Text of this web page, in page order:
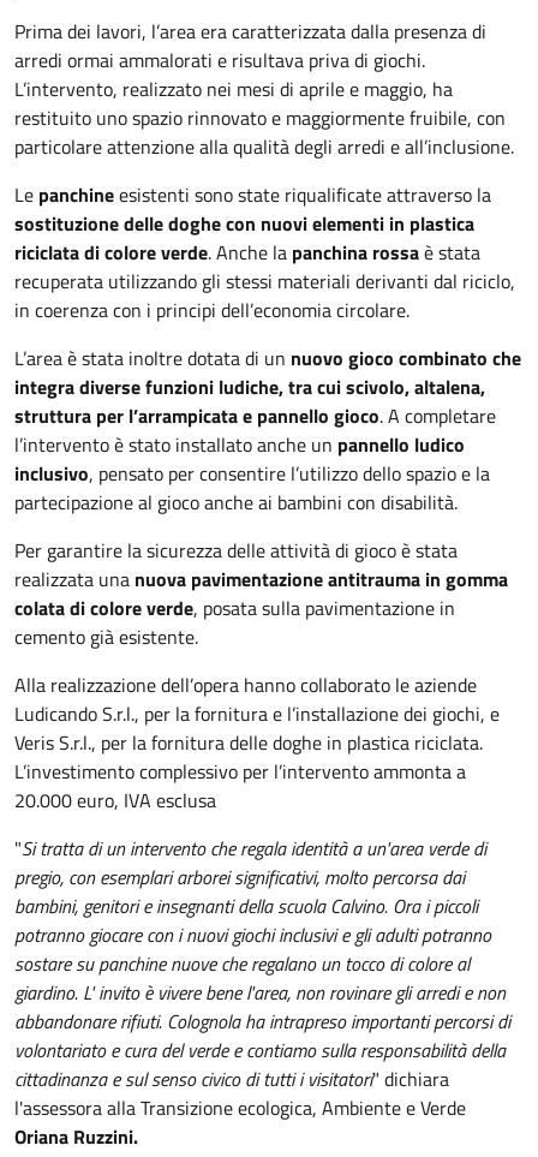
Prima dei lavori, l’area era caratterizzata dalla presenza di
arredi ormai ammalorati e risultava priva di giochi.
L’intervento, realizzato nei mesi di aprile e maggio, ha
restituito uno spazio rinnovato e maggiormente fruibile, con
particolare attenzione alla qualità degli arredi e all’inclusione.
Le panchineesistenti sono state riqualificate attraverso la
sostituzione delle doghe con nuovi elementi in plastica
riciclata di colore verde. Anche la panchina rossaè stata
recuperata utilizzando gli stessi materiali derivanti dal riciclo,
in coerenza con i principi dell’economia circolare.
L’area è stata inoltre dotata di un nuovo gioco combinato che
integra diverse funzioni ludiche, tra cui scivolo, altalena,
struttura per l’arrampicata e pannello gioco. A completare
l’intervento è stato installato anche un pannello ludico
inclusivo, pensato per consentire l’utilizzo dello spazio e la
partecipazione al gioco anche ai bambini con disabilità.
Per garantire la sicurezza delle attività di gioco è stata
realizzata una nuova pavimentazione antitrauma in gomma
colata di colore verde, posata sulla pavimentazione in
cemento già esistente.
Alla realizzazione dell’opera hanno collaborato le aziende
Ludicando S.r.l., per la fornitura e l’installazione dei giochi, e
Veris S.r.l., per la fornitura delle doghe in plastica riciclata.
L’investimento complessivo per l’intervento ammonta a
20.000 euro, IVA esclusa
"Si tratta di un intervento che regala identità a un'area verde di
pregio, con esemplari arborei significativi, molto percorsa dai
bambini, genitori e insegnanti della scuola Calvino. Ora i piccoli
potranno giocare con i nuovi giochi inclusivi e gli adulti potranno
sostare su panchine nuove che regalano un tocco di colore al
giardino. L' invito è vivere bene l'area, non rovinare gli arredi e non
abbandonare rifiuti. Colognola ha intrapreso importanti percorsi di
volontariato e cura del verde e contiamo sulla responsabilità della
cittadinanza e sul senso civico di tutti i visitatori" dichiara
l'assessora alla Transizione ecologica, Ambiente e Verde
Oriana Ruzzini.